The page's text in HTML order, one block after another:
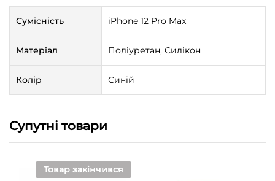
Сумісність iPhone 12 Pro Max
Матеріал Поліуретан, Силікон
Колір Синій
Супутні товари
Товар закінчився